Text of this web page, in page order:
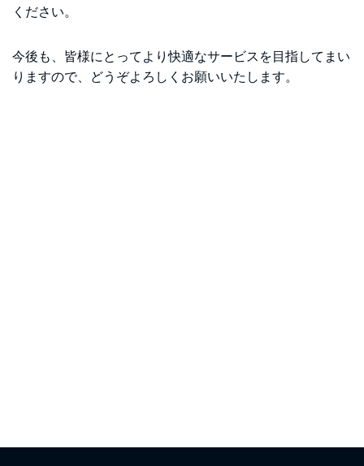
ください。
今後も、皆様にとってより快適なサービスを目指してまい
りますので、どうぞよろしくお願いいたします。